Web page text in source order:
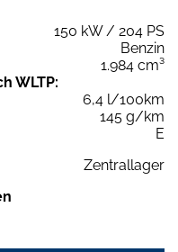
150 kW / 204 PS
Benzin
1.984 cm³
WLTP:
6,4 l/100km
145 g/km
E
Zentrallager